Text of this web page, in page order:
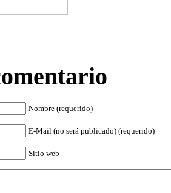
Nombre (requerido)
E-Mail (no será publicado) (requerido)
Sitio web